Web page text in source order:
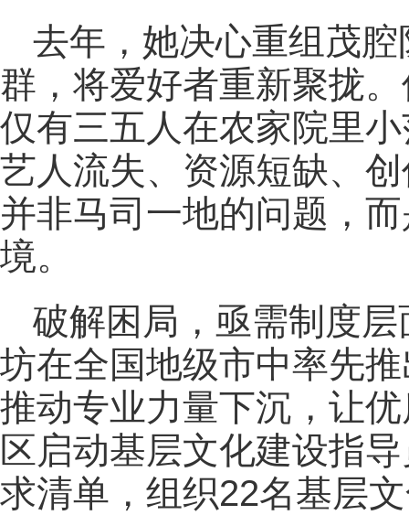
去年，她决心重组茂
群，将爱好者重新聚拢
仅有三五人在农家院里
艺人流失、资源短缺、
并非马司一地的问题，
境。
破解困局，亟需制度
坊在全国地级市中率先
推动专业力量下沉，让
区启动基层文化建设指
求清单，组织22名基层